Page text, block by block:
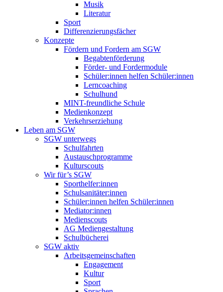
Musik
Literatur
Sport
Differenzierungsfächer
Konzepte
Fördern und Fordern am SGW
Begabtenförderung
Förder- und Fordermodule
Schüler:innen helfen Schüler:innen
Lerncoaching
Schulhund
MINT-freundliche Schule
Medienkonzept
Verkehrserziehung
Leben am SGW
SGW unterwegs
Schulfahrten
Austauschprogramme
Kulturscouts
Wir für’s SGW
Sporthelfer:innen
Schulsanitäter:innen
Schüler:innen helfen Schüler:innen
Mediator:innen
Medienscouts
AG Mediengestaltung
Schulbücherei
SGW aktiv
Arbeitsgemeinschaften
Engagement
Kultur
Sport